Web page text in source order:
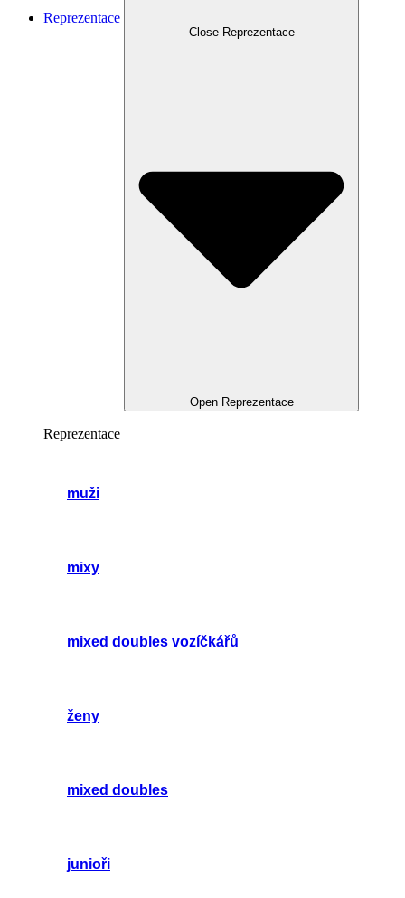
Reprezentace
Close Reprezentace
Open Reprezentace
Reprezentace
muži
mixy
mixed doubles vozíčkářů
ženy
mixed doubles
junioři